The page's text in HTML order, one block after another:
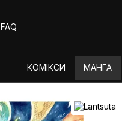
FAQ
КОМІКСИ МАНГА